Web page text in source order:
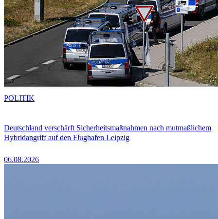
Deutschland verschärft Sicherheitsmaßnahmen nach mutmaßlichem
Hybridangriff auf den Flughafen Leipzig
06.08.2026
POLITIK